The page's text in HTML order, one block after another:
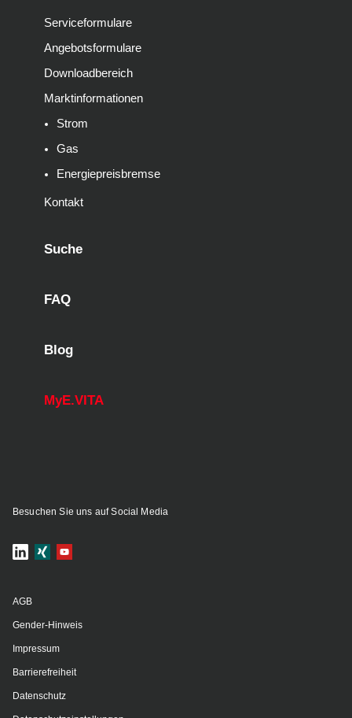
Serviceformulare
Angebotsformulare
Downloadbereich
Marktinformationen
Strom
Gas
Energiepreisbremse
Kontakt
Suche
FAQ
Blog
MyE.VITA
Besuchen Sie uns auf Social Media
AGB
Gender-Hinweis
Impressum
Barrierefreiheit
Datenschutz